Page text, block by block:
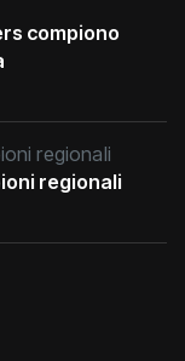
compiono
regionali